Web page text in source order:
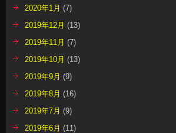
2020年1月 (7)
2019年12月 (13)
2019年11月 (7)
2019年10月 (13)
2019年9月 (9)
2019年8月 (16)
2019年7月 (9)
2019年6月 (11)